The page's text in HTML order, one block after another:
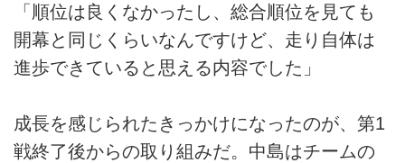
「順位は良くなかったし、総合順位を見ても
開幕と同じくらいなんですけど、走り自体は
進歩できていると思える内容でした」
成長を感じられたきっかけになったのが、第1
戦終了後からの取り組みだ。中島はチームの